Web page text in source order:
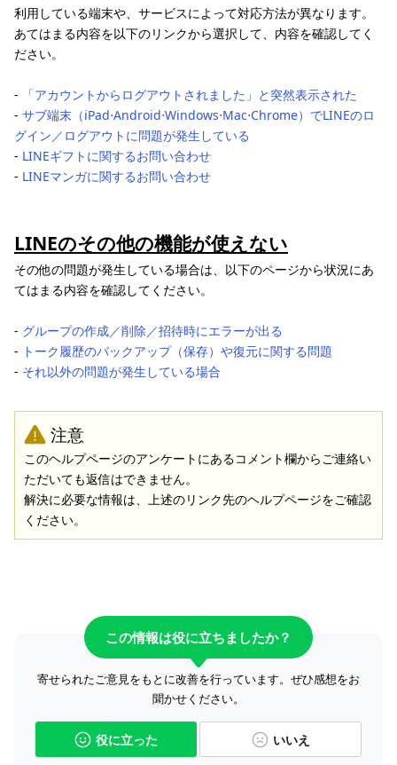
利用している端末や、サービスによって対応方法が異なります。
あてはまる内容を以下のリンクから選択して、内容を確認してく
ださい。
‐
「アカウントからログアウトされました」と突然表示された
‐ サブ端末（iPad⋅Android⋅Windows⋅Mac⋅Chrome）でLINEのロ
グイン／ログアウトに問題が発生している
‐ LINEギフトに関するお問い合わせ
‐ LINEマンガに関するお問い合わせ
LINEのその他の機能が使えない
その他の問題が発生している場合は、以下のページから状況にあ
てはまる内容を確認してください。
‐ グループの作成／削除／招待時にエラーが出る
‐ トーク履歴のバックアップ（保存）や復元に関する問題
‐ それ以外の問題が発生している場合
注意
このヘルプページのアンケートにあるコメント欄からご連絡い
ただいても返信はできません。
解決に必要な情報は、上述のリンク先のヘルプページをご確認
ください。
この情報は役に立ちましたか？
寄せられたご意見をもとに改善を行っています。ぜひ感想をお
聞かせください。
役に立った いいえ